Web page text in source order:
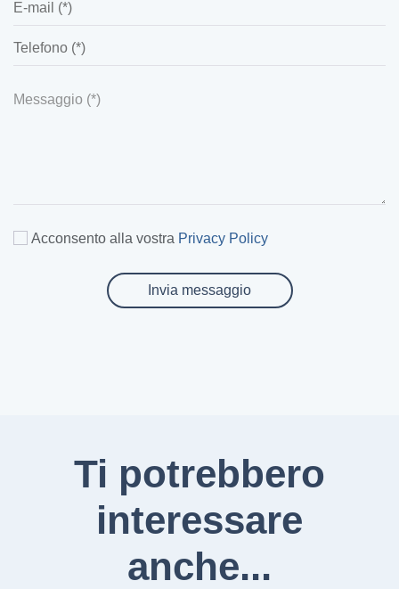
Acconsento alla vostra Privacy Policy
Invia messaggio
Ti potrebbero
interessare
anche...